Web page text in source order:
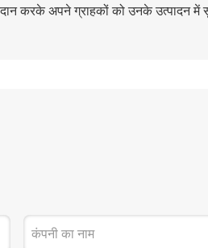
करके अपने ग्राहकों को उनके उत्पादन में